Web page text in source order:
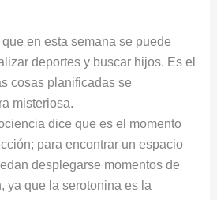
en esta semana se puede
deportes y buscar hijos. Es el
cosas planificadas se
misteriosa.
dice que es el momento
para encontrar un espacio
desplegarse momentos de
ya que la serotonina es la